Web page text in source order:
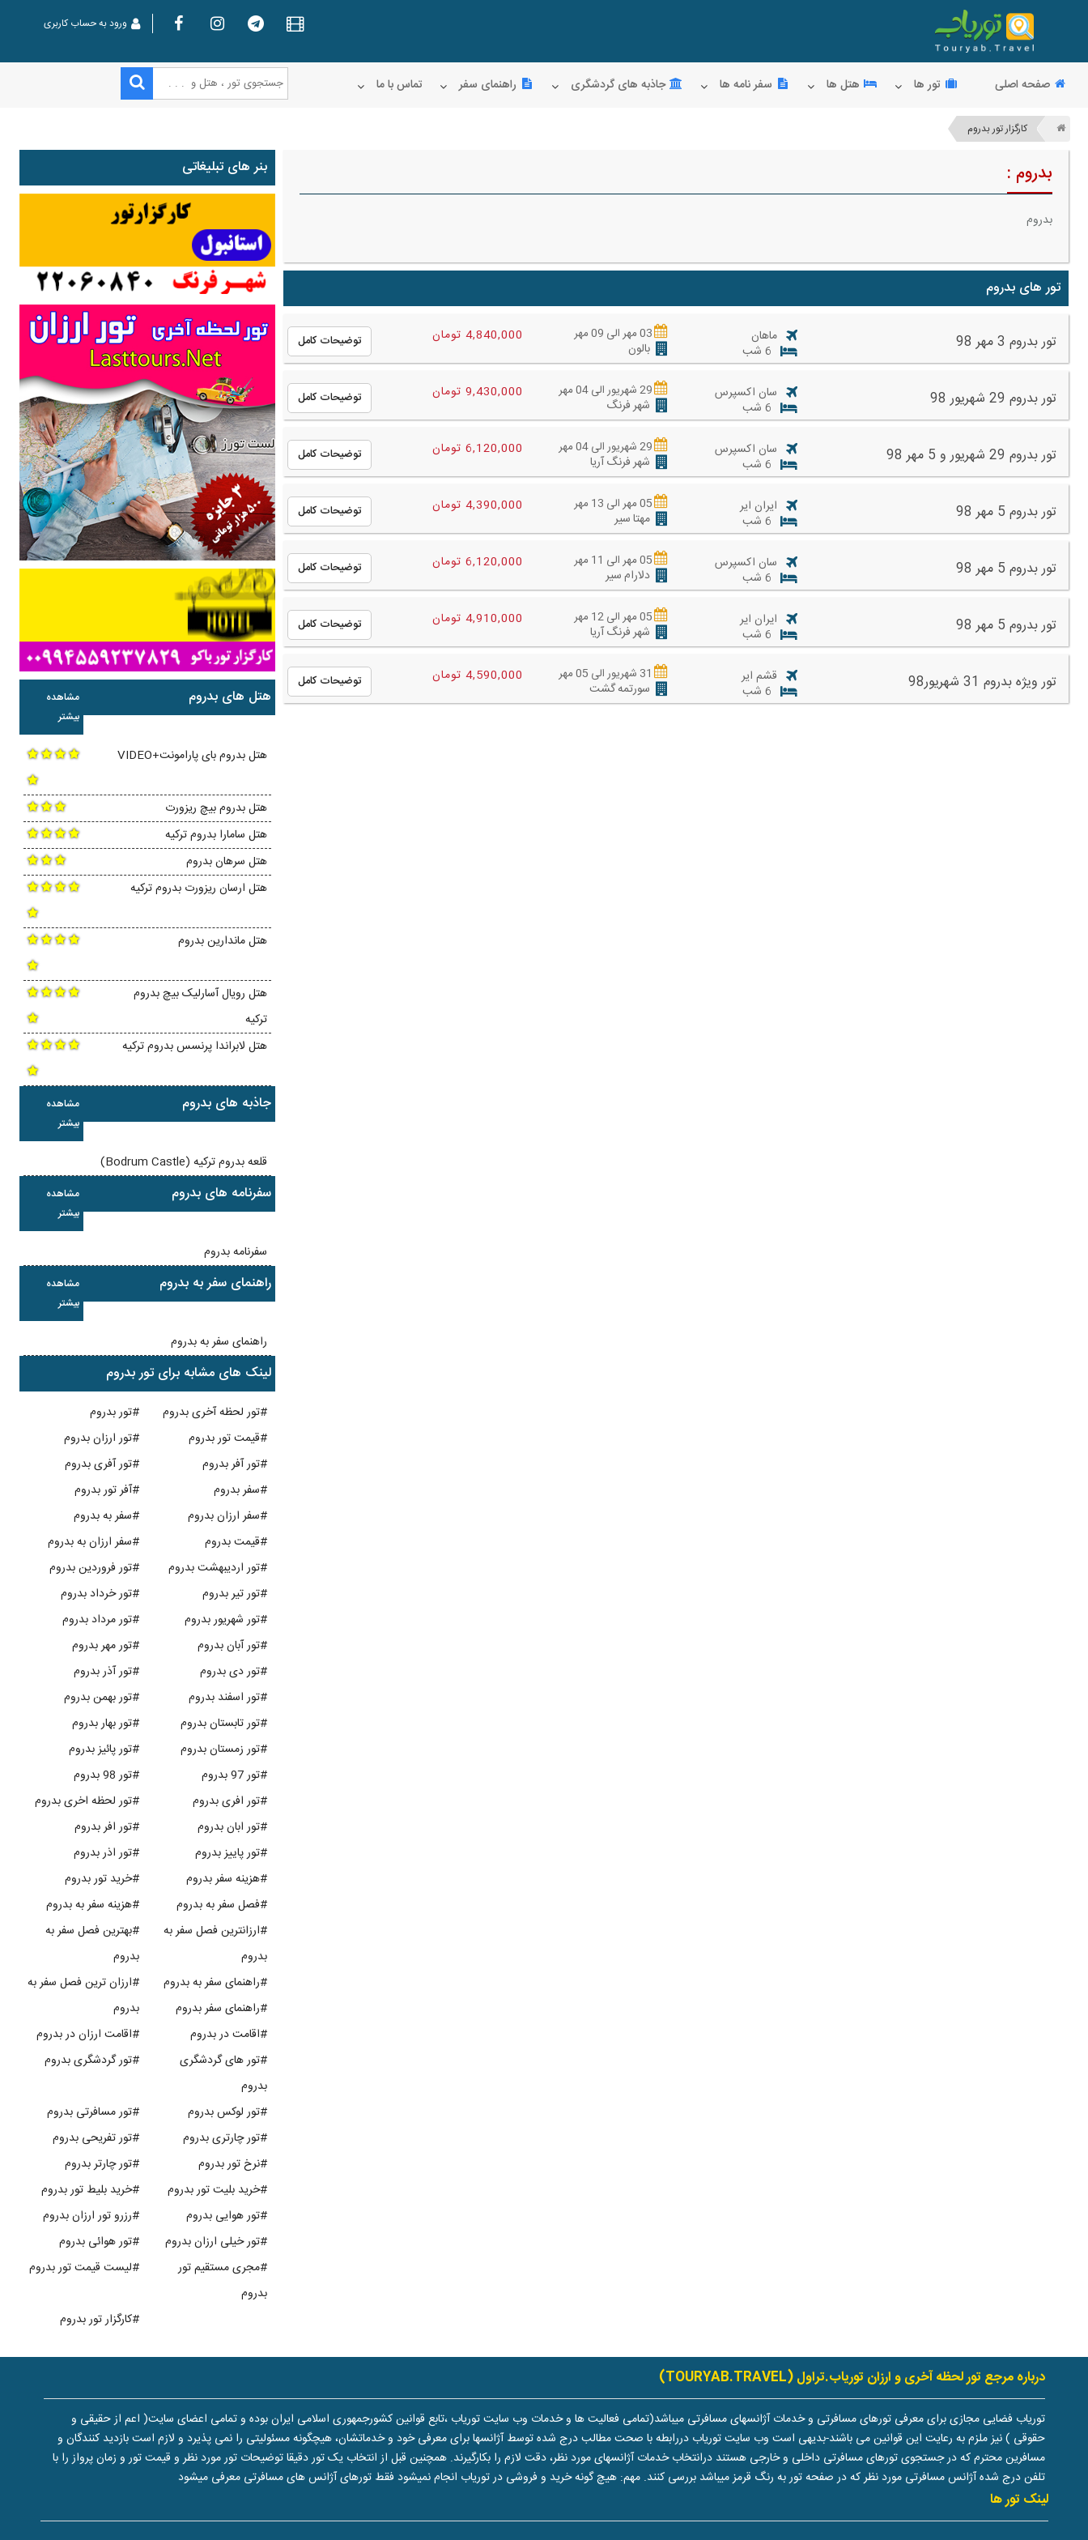
ورود به حساب کاربری
صفحه اصلی تور ها هتل ها سفر نامه ها جاذبه های گردشگری راهنمای سفر تماس با ما
کارگزار تور بدروم
بدروم :
بدروم
تور های بدروم
تور بدروم 3 مهر 98 ماهان 03 مهر الی 09 مهر
بالون
4,840,000 تومان توضیحات کامل
تور بدروم 29 شهریور 98 سان اکسپرس 29 شهریور الی 04 مهر
شهر فرنگ
9,430,000 تومان توضیحات کامل
تور بدروم 29 شهریور و 5 مهر 98 سان اکسپرس 29 شهریور الی 04 مهر
شهر فرنگ آریا
6,120,000 تومان توضیحات کامل
تور بدروم 5 مهر 98 ایران ایر 05 مهر الی 13 مهر
مهتا سیر
4,390,000 تومان توضیحات کامل
تور بدروم 5 مهر 98 سان اکسپرس 05 مهر الی 11 مهر
دلارام سیر
6,120,000 تومان توضیحات کامل
تور بدروم 5 مهر 98 ايران اير 05 مهر الی 12 مهر
شهر فرنگ آریا
4,910,000 تومان توضیحات کامل
تور ویژه بدروم 31 شهریور98 قشم ایر 31 شهریور الی 05 مهر
سورتمه گشت
4,590,000 تومان توضیحات کامل
بنر های تبلیغاتی
مشاهده
بیشتر
هتل های بدروم
هتل بدروم بای پارامونت+VIDEO
هتل بدروم بیچ ریزورت
هتل سامارا بدروم ترکیه
هتل سرهان بدروم
هتل ارسان ریزورت بدروم ترکیه
هتل ماندارین بدروم
هتل رویال آسارلیک بیچ بدروم
ترکیه
هتل لابراندا پرنسس بدروم ترکیه
مشاهده
بیشتر
جاذبه های بدروم
قلعه بدروم ترکیه (Bodrum Castle)
مشاهده
بیشتر
سفرنامه های بدروم
سفرنامه بدروم
مشاهده
بیشتر
راهنمای سفر به بدروم
راهنمای سفر به بدروم
لینک های مشابه برای تور بدروم
#تور بدروم
#تور لحظه آخری بدروم
#تور ارزان بدروم
#قیمت تور بدروم
#تور آفری بدروم
#تور آفر بدروم
#آفر تور بدروم
#سفر بدروم
#سفر به بدروم
#سفر ارزان بدروم
#سفر ارزان به بدروم
#قیمت بدروم
#تور فروردین بدروم
#تور اردیبهشت بدروم
#تور خرداد بدروم
#تور تیر بدروم
#تور مرداد بدروم
#تور شهریور بدروم
#تور مهر بدروم
#تور آبان بدروم
#تور آذر بدروم
#تور دی بدروم
#تور بهمن بدروم
#تور اسفند بدروم
#تور بهار بدروم
#تور تابستان بدروم
#تور پائیز بدروم
#تور زمستان بدروم
#تور 98 بدروم
#تور 97 بدروم
#تور لحظه اخری بدروم
#تور افری بدروم
#تور افر بدروم
#تور ابان بدروم
#تور اذر بدروم
#تور پاییز بدروم
#خرید تور بدروم
#هزینه سفر بدروم
#هزینه سفر به بدروم
#فصل سفر به بدروم
#بهترین فصل سفر به
بدروم
#ارزانترین فصل سفر به
بدروم
#ارزان ترین فصل سفر به
بدروم
#راهنمای سفر به بدروم
#راهنمای سفر بدروم
#اقامت ارزان در بدروم
#اقامت در بدروم
#تور گردشگری بدروم
#تور های گردشگری
بدروم
#تور مسافرتی بدروم
#تور لوکس بدروم
#تور تفریحی بدروم
#تور چارتری بدروم
#تور چارتر بدروم
#نرخ تور بدروم
#خرید بلیط تور بدروم
#خرید بلیت تور بدروم
#رزرو تور ارزان بدروم
#تور هوایی بدروم
#تور هوائی بدروم
#تور خیلی ارزان بدروم
#لیست قیمت تور بدروم
#مجری مستقیم تور
بدروم
#کارگزار تور بدروم
درباره مرجع تور لحظه آخری و ارزان توریاب.تراول (TOURYAB.TRAVEL)
توریاب فضایی مجازی برای معرفی تورهای مسافرتی و خدمات آژانسهای مسافرتی میباشد(تمامی فعالیت ها و خدمات وب سایت توریاب ،تابع قوانین کشورجمهوری اسلامی ایران بوده و تمامی اعضای سایت( اعم از حقیقی و
حقوقی ) نیز ملزم به رعایت این قوانین می باشند-بدیهی است وب سایت توریاب دررابطه با صحت مطالب درج شده توسط آژانسها برای معرفی خود و خدماتشان، هیچگونه مسئولیتی را نمی پذیرد و لازم است بازدید کنندگان و
مسافرین محترم که در جستجوی تورهای مسافرتی داخلی و خارجی هستند درانتخاب خدمات آژانسهای مورد نظر، دقت لازم را بکارگیرند. همچنین قبل از انتخاب یک تور دقیقا توضیحات تور مورد نظر و قیمت تور و زمان پرواز را با
تلفن درج شده آژانس مسافرتی مورد نظر که در صفحه تور به رنگ قرمز میباشد بررسی کنند. مهم: هیچ گونه خرید و فروشی در توریاب انجام نمیشود فقط تورهای آژانس های مسافرتی معرفی میشود
لینک تور ها